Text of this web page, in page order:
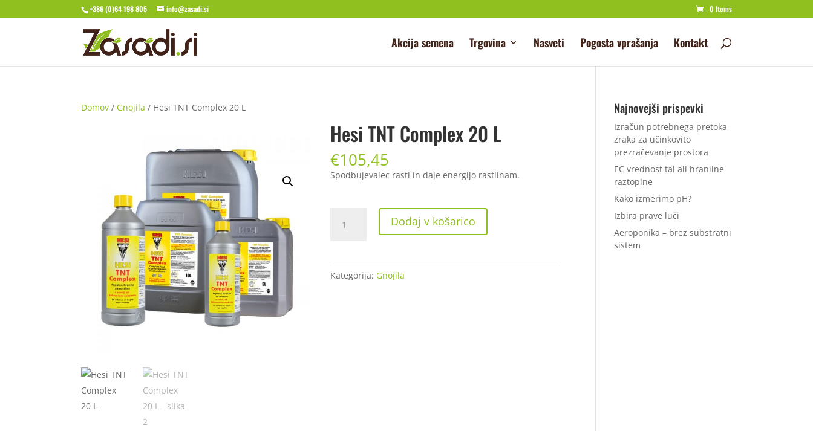
+386 (0)64 198 805 info@zasadi.si 0 Items
Akcija semena Trgovina Nasveti Pogosta vprašanja Kontakt
Domov / Gnojila / Hesi TNT Complex 20 L
Hesi TNT Complex 20 L
€105,45
Spodbujevalec rasti in daje energijo rastlinam.
TNT
L
količina
Dodaj v košarico
Kategorija: Gnojila
Najnovejši prispevki
Izračun potrebnega pretoka
zraka za učinkovito
prezračevanje prostora
EC vrednost tal ali hranilne
raztopine
Kako izmerimo pH?
Izbira prave luči
Aeroponika – brez substratni
sistem